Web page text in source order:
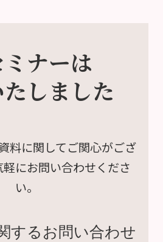
ナーは
しました
料に関してご関心がござ
軽にお問い合わせくださ
い。
するお問い合わせ